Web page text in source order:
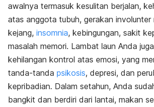
awalnya termasuk kesulitan berjalan,
atas anggota tubuh, gerakan involunter
kejang, insomnia, kebingungan, sakit
masalah memori. Lambat laun Anda
kehilangan kontrol atas emosi, yang
tanda-tanda psikosis, depresi, dan
kepribadian. Dalam setahun, Anda
bangkit dan berdiri dari lantai, makan